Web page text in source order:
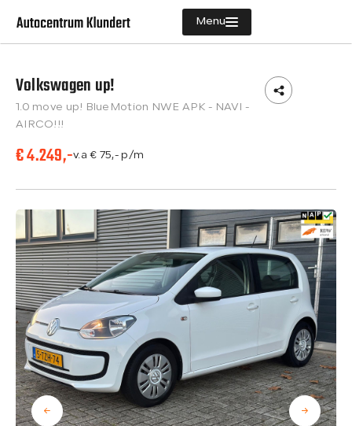
Menu
Vacatures
Verkocht
Over ons
Contact
Volkswagen up!
1.0 move up! BlueMotion NWE APK - NAVI -
AIRCO!!!
€ 4.249,-v.a € 75,- p/m